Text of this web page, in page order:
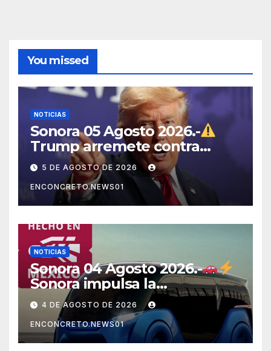
You missed
NOTICIAS
Sonora 05 Agosto 2026.-
Trump arremete contra
México, Canadá y otras
potencias por supuestos
abusos comerciales
5 DE AGOSTO DE 2026
ENCONCRETO.NEWS01
NOTICIAS
Sonora 04 Agosto 2026.-
Sonora impulsa la
electromovilidad con
«Beyond», un vehículo
eléctrico desarrollado junto
al ITH
4 DE AGOSTO DE 2026
ENCONCRETO.NEWS01